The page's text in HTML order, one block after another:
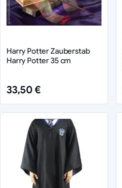
Harry Potter Zauberstab
Harry Potter 35 cm
33,50 €